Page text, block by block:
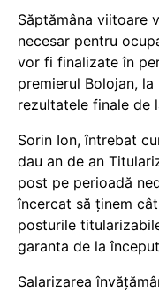
Săptămâna viitoare
necesar pentru
vor fi finalizate în
premierul Bolojan,
rezultatele finale de
Sorin Ion, întrebat
dau an de an
post pe perioadă
încercat să ținem
posturile
garanta de la
Salarizarea